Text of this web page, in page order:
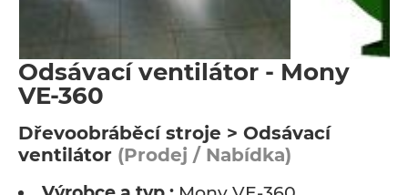
Odsávací ventilátor - Mony
VE-360
Dřevoobráběcí stroje > Odsávací
ventilátor (Prodej / Nabídka)